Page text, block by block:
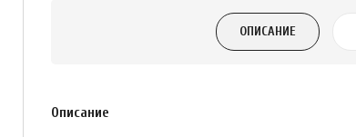
ОПИСАНИЕ
Описание